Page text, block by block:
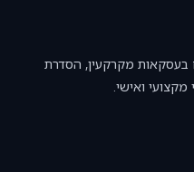
בעסקאות מקרקעין, הסדרת
מקצועי ואישי.